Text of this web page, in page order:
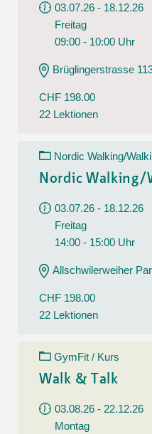
03.07.26 - 18.12.26
Freitag
09:00 - 10:00 Uhr
Brüglingerstrasse
CHF 198.00
22 Lektionen
Nordic Walking/
Nordic Walking/
03.07.26 - 18.12.26
Freitag
14:00 - 15:00 Uhr
Allschwilerweiher
CHF 198.00
22 Lektionen
GymFit / Kurs
Walk & Talk
03.08.26 - 22.12.26
Montag